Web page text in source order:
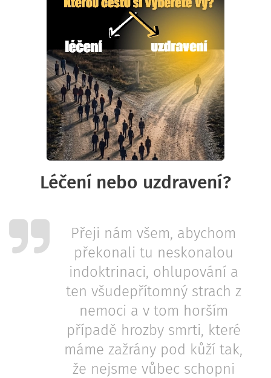
👉 Léčení nebo uzdravení? 👈
Přeji nám všem, abychom
překonali tu neskonalou
indoktrinaci, ohlupování a
ten všudepřítomný strach z
nemoci a v tom horším
případě hrozby smrti, které
máme zažrány pod kůží tak,
že nejsme vůbec schopni